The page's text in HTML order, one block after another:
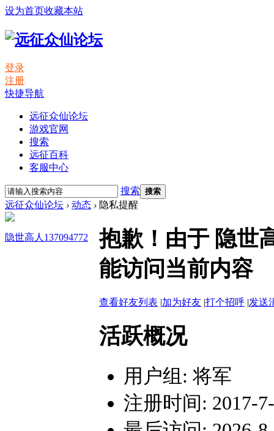
设为首页收藏本站
登录
注册
快捷导航
远征众仙论坛
游戏官网
搜索
远征百科
客服中心
搜索 搜索
远征众仙论坛 › 动态 › 隐私提醒
隐世高人137094772
抱歉！由于 隐世
能访问当前内容
查看好友列表 |加为好友 |打个招呼 |发送
活跃概况
用户组: 将军
注册时间: 2017-